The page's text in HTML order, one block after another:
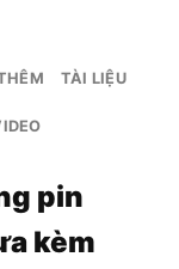
TÀI LIỆU
pin
kèm